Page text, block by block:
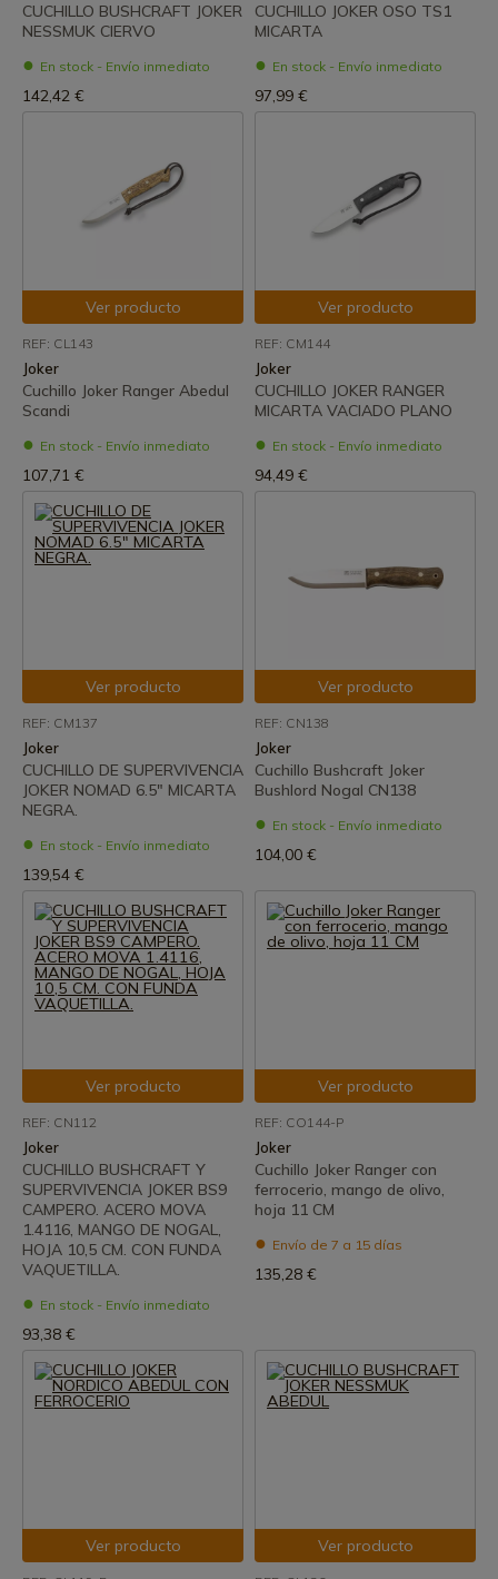
CUCHILLO BUSHCRAFT JOKER
NESSMUK CIERVO
En stock - Envío inmediato
142,42 €
CUCHILLO JOKER OSO TS1
MICARTA
En stock - Envío inmediato
97,99 €
Ver producto
REF: CL143
Joker
Cuchillo Joker Ranger Abedul
Scandi
En stock - Envío inmediato
107,71 €
Ver producto
REF: CM144
Joker
CUCHILLO JOKER RANGER
MICARTA VACIADO PLANO
En stock - Envío inmediato
94,49 €
Ver producto
REF: CM137
Joker
CUCHILLO DE SUPERVIVENCIA
JOKER NOMAD 6.5" MICARTA
NEGRA.
En stock - Envío inmediato
139,54 €
Ver producto
REF: CN138
Joker
Cuchillo Bushcraft Joker
Bushlord Nogal CN138
En stock - Envío inmediato
104,00 €
Ver producto
REF: CN112
Joker
CUCHILLO BUSHCRAFT Y
SUPERVIVENCIA JOKER BS9
CAMPERO. ACERO MOVA
1.4116, MANGO DE NOGAL,
HOJA 10,5 CM. CON FUNDA
VAQUETILLA.
En stock - Envío inmediato
93,38 €
Ver producto
REF: CO144-P
Joker
Cuchillo Joker Ranger con
ferrocerio, mango de olivo,
hoja 11 CM
Envío de 7 a 15 días
135,28 €
Ver producto Ver producto